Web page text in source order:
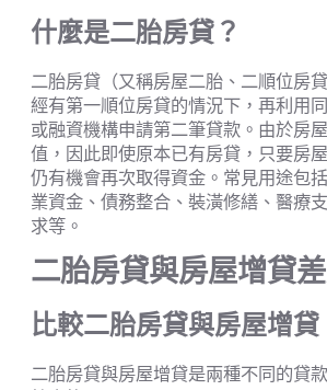
什麼是二胎房貸？
二胎房貸（又稱房屋二胎、二順位房
經有第一順位房貸的情況下，再利用
或融資機構申請第二筆貸款。由於房
值，因此即使原本已有房貸，只要房
仍有機會再次取得資金。常見用途包
業資金、債務整合、裝潢修繕、醫療
求等。
二胎房貸與房屋增貸
比較二胎房貸與房屋增貸
二胎房貸與房屋增貸是兩種不同的貸